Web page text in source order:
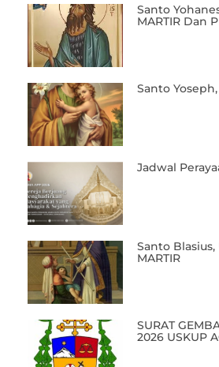
Santo
MARTIR Dan
Santo
Jadwal
Santo Blasius,
MARTIR
SURAT
2026 USKUP